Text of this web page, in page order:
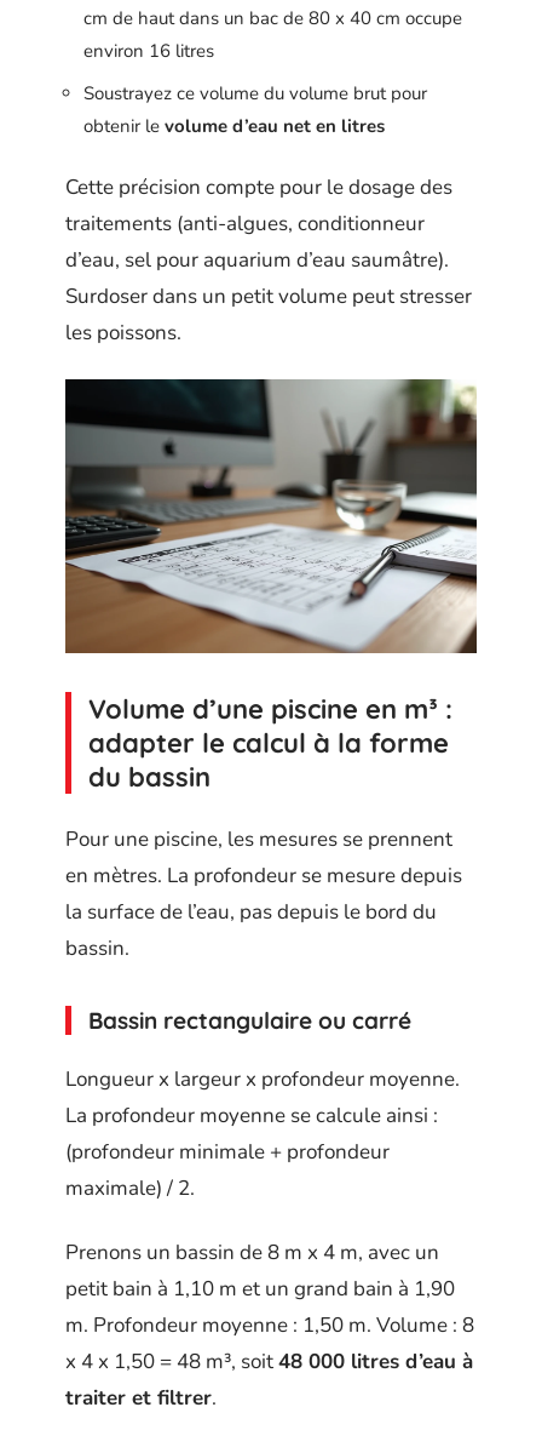
cm de haut dans un bac de 80 x 40 cm occupe
environ 16 litres
Soustrayez ce volume du volume brut pour
obtenir le volume d’eau net en litres
Cette précision compte pour le dosage des
traitements (anti-algues, conditionneur
d’eau, sel pour aquarium d’eau saumâtre).
Surdoser dans un petit volume peut stresser
les poissons.
Volume d’une piscine en m³ :
adapter le calcul à la forme
du bassin
Pour une piscine, les mesures se prennent
en mètres. La profondeur se mesure depuis
la surface de l’eau, pas depuis le bord du
bassin.
Bassin rectangulaire ou carré
Longueur x largeur x profondeur moyenne.
La profondeur moyenne se calcule ainsi :
(profondeur minimale + profondeur
maximale) / 2.
Prenons un bassin de 8 m x 4 m, avec un
petit bain à 1,10 m et un grand bain à 1,90
m. Profondeur moyenne : 1,50 m. Volume : 8
x 4 x 1,50 = 48 m³, soit48 000 litres d’eau à
traiter et filtrer.